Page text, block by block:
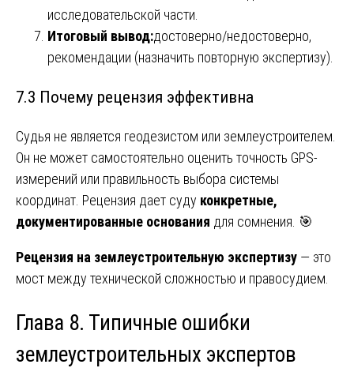
исследовательской части.
Итоговый вывод:достоверно/недостоверно,
рекомендации (назначить повторную экспертизу).
7.3 Почему рецензия эффективна
Судья не является геодезистом или землеустроителем.
Он не может самостоятельно оценить точность GPS-
измерений или правильность выбора системы
координат. Рецензия дает суду конкретные,
документированные основания для сомнения. 🎯
Рецензия на землеустроительную экспертизу — это
мост между технической сложностью и правосудием.
Глава 8. Типичные ошибки
землеустроительных экспертов